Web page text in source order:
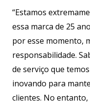
“Estamos
essa marca de 25
por esse momento,
responsabilidade.
de serviço que
inovando para
clientes. No